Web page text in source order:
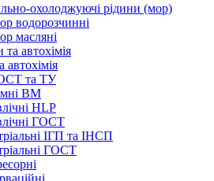
охолоджуючі рідини (мор)
водорозчинні
масляні
автохімія
та ТУ
ВМ
HLP
ГОСТ
ІГП та ІНСП
ГОСТ